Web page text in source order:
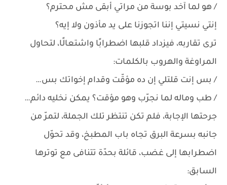
/ هو لما آخد بوسة من مراتي أبقى مش محترم؟
إنتي نسيتي إننا اتجوزنا على يد مأذون ولا إيه؟
ترى تقاربه، فيزداد قلبها اضطرابًا واشتعالًا، لتحاول
المراوغة والهروب بالكلمات:
/ بس إنت قلتلي إن ده مؤقّت وقدام إخواتك بس…
/ طب وماله لما نجرّب وهو مؤقت؟ يمكن نخليه دائم…
جرحتها الإجابة، فلم تكن تنتظر تلك الجملة، لتمرّ من
جانبه بسرعة البرق تجاه باب المطبخ، وقد تحوّل
اضطرابها إلى غضب، قائلة بحدّة تتنافى مع توترها
السابق: